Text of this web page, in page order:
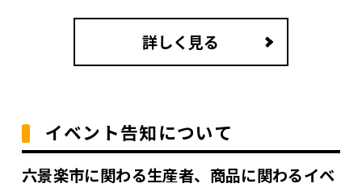
詳しく見る
イベント告知について
六景楽市に関わる生産者、商品に関わるイベ